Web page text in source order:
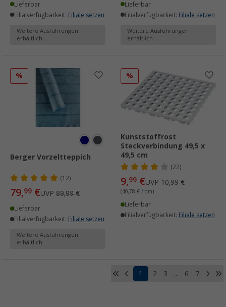
Lieferbar
Filialverfügbarkeit: Filiale setzen
Weitere Ausführungen
erhältlich
Lieferbar
Filialverfügbarkeit: Filiale setzen
Weitere Ausführungen
erhältlich
%
Berger Vorzeltteppich
(12)
79,99 €UVP 89,99 €
Lieferbar
Filialverfügbarkeit: Filiale setzen
Weitere Ausführungen
erhältlich
%
Kunststoffrost
Steckverbindung 49,5 x
49,5 cm
(22)
9,99 €UVP 10,99 €
(40,78 € / qm)
Lieferbar
Filialverfügbarkeit: Filiale setzen
1 2 3 ... 6 7